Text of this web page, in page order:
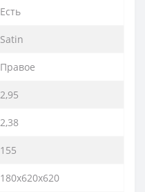
Есть
Satin
Правое
2,95
2,38
155
180х620х620